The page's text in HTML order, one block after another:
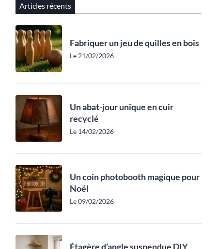
Articles récents
Fabriquer un jeu de quilles en bois
Le 21/02/2026
Un abat-jour unique en cuir
recyclé
Le 14/02/2026
Un coin photobooth magique pour
Noël
Le 09/02/2026
Étagère d’angle suspendue DIY